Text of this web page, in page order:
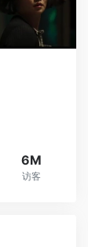
6M
访客